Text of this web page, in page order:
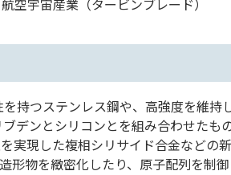
航空宇宙産業（タービンブレード）
持つステンレス鋼や、高強度を維持
デンとシリコンとを組み合わせたも
実現した複相シリサイド合金などの
形物を緻密化したり、原子配列を制